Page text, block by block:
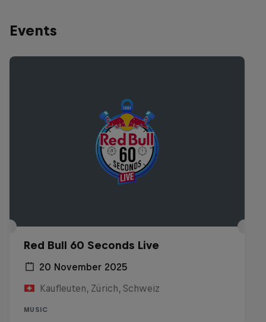
Events
Red Bull 60 Seconds Live
20 November 2025
Kaufleuten, Zürich, Schweiz
MUSIC